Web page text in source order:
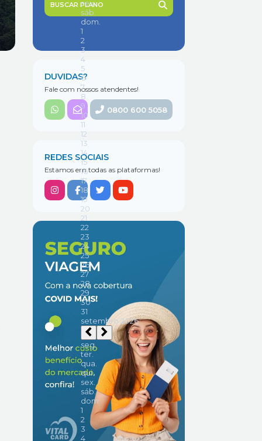
BUSCAR PLANO
DUVIDAS?
Fale com nossos atendentes!
0800 600 5058
REDES SOCIAIS
Estamos em todas as plataformas!